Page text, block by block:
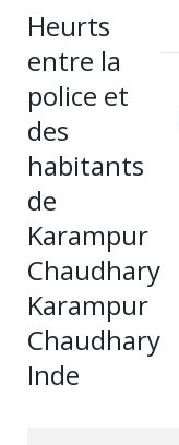
Heurts
entre la
police et
des
habitants
de
Karampur
Chaudhary
Karampur
Chaudhary
Inde